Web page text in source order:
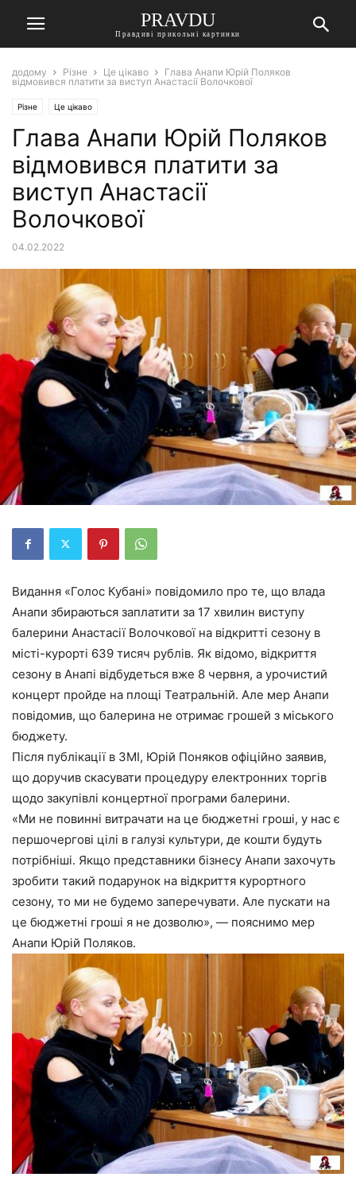
PRAVDU
Правдиві прикольні картинки
додому Різне Це цікаво
Глава Анапи Юрій Поляков
відмовився платити за виступ Анастасії Волочкової
Різне Це цікаво
Глава Анапи Юрій Поляков
відмовився платити за
виступ Анастасії
Волочкової
04.02.2022
Видання «Голос Кубані» повідомило про те, що влада
Анапи збираються заплатити за 17 хвилин виступу
балерини Анастасії Волочкової на відкритті сезону в
місті-курорті 639 тисяч рублів. Як відомо, відкриття
сезону в Анапі відбудеться вже 8 червня, а урочистий
концерт пройде на площі Театральній. Але мер Анапи
повідомив, що балерина не отримає грошей з міського
бюджету.
Після публікації в ЗМІ, Юрій Поняков офіційно заявив,
що доручив скасувати процедуру електронних торгів
щодо закупівлі концертної програми балерини.
«Ми не повинні витрачати на це бюджетні гроші, у нас є
першочергові цілі в галузі культури, де кошти будуть
потрібніші. Якщо представники бізнесу Анапи захочуть
зробити такий подарунок на відкриття курортного
сезону, то ми не будемо заперечувати. Але пускати на
це бюджетні гроші я не дозволю», — пояснимо мер
Анапи Юрій Поляков.